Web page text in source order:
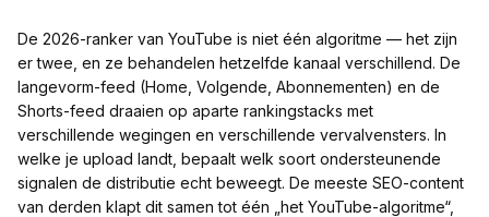
De 2026-ranker van YouTube is niet één algoritme — het zijn
er twee, en ze behandelen hetzelfde kanaal verschillend. De
langevorm-feed (Home, Volgende, Abonnementen) en de
Shorts-feed draaien op aparte rankingstacks met
verschillende wegingen en verschillende vervalvensters. In
welke je upload landt, bepaalt welk soort ondersteunende
signalen de distributie echt beweegt. De meeste SEO-content
van derden klapt dit samen tot één „het YouTube-algoritme“,